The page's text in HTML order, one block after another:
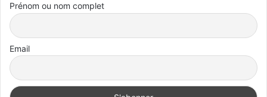
Prénom ou nom complet
Email